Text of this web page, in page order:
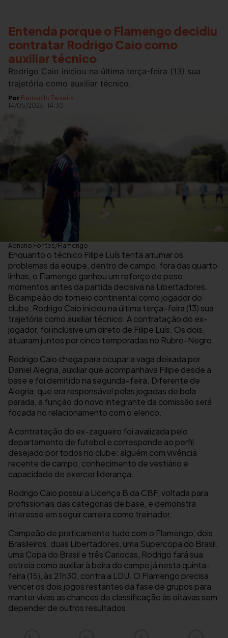
Entenda porque o Flamengo decidiu
contratar Rodrigo Caio como
auxiliar técnico
Rodrigo Caio iniciou na última terça-feira (13) sua
trajetória como auxiliar técnico.
Por Bernardo Teixeira
14/05/2025 · 14:30
Adriano Fontes/Flamengo
Enquanto o técnico Filipe Luís tenta arrumar os
problemas da equipe, dentro de campo, fora das quarto
linhas, o Flamengo ganhou um reforço de peso,
momentos antes da partida decisiva na Libertadores.
Bicampeão do torneio continental como jogador do
clube, Rodrigo Caio iniciou na última terça-feira (13) sua
trajetória como auxiliar técnico. A contratação do ex-
jogador, foi inclusive um direto de Filipe Luís. Os dois,
atuaram juntos por cinco temporadas no Rubro-Negro.
Rodrigo Caio chega para ocupar a vaga deixada por
Daniel Alegria, auxiliar que acompanhava Filipe desde a
base e foi demitido na segunda-feira. Diferente de
Alegria, que era responsável pelas jogadas de bola
parada, a função do novo integrante da comissão será
focada no relacionamento com o elenco.
A contratação do ex-zagueiro foi avalizada pelo
departamento de futebol e corresponde ao perfil
desejado por todos no clube: alguém com vivência
recente de campo, conhecimento de vestiário e
capacidade de exercer liderança.
Rodrigo Caio possui a Licença B da CBF, voltada para
profissionais das categorias de base, e demonstra
interesse em seguir carreira como treinador.
Campeão de praticamente tudo com o Flamengo, dois
Brasileiros, duas Libertadores, uma Supercopa do Brasil,
uma Copa do Brasil e três Cariocas, Rodrigo fará sua
estreia como auxiliar à beira do campo já nesta quinta-
feira (15), às 21h30, contra a LDU. O Flamengo precisa
vencer os dois jogos restantes da fase de grupos para
manter vivas as chances de classificação às oitavas sem
depender de outros resultados.